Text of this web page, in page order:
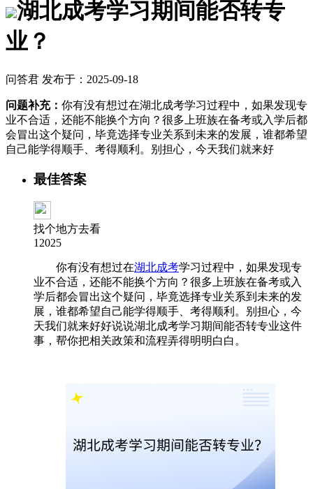
湖北成考学习期间能否转专
业？
问答君 发布于：2025-09-18
问题补充： 你有没有想过在湖北成考学习过程中，如果发现专
业不合适，还能不能换个方向？很多上班族在备考或入学后都
会冒出这个疑问，毕竟选择专业关系到未来的发展，谁都希望
自己能学得顺手、考得顺利。别担心，今天我们就来好
最佳答案
找个地方去看
12025
你有没有想过在湖北成考学习过程中，如果发现专
业不合适，还能不能换个方向？很多上班族在备考或入
学后都会冒出这个疑问，毕竟选择专业关系到未来的发
展，谁都希望自己能学得顺手、考得顺利。别担心，今
天我们就来好好说说湖北成考学习期间能否转专业这件
事，帮你把相关政策和流程弄得明明白白。